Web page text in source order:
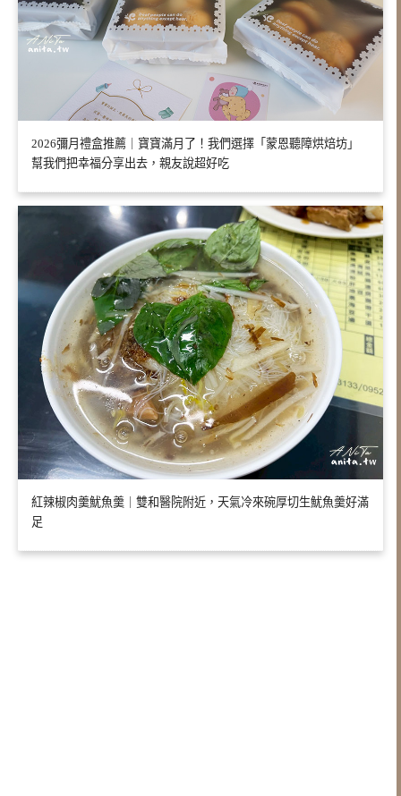
2026彌月禮盒推薦｜寶寶滿月了！我們選擇「蒙恩聽障烘焙坊」
幫我們把幸福分享出去，親友說超好吃
紅辣椒肉羹魷魚羹｜雙和醫院附近，天氣冷來碗厚切生魷魚羹好滿
足